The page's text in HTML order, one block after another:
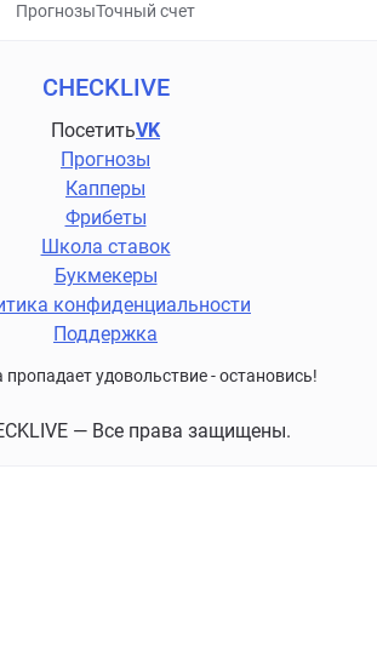
ПрогнозыТочный счет
CHECKLIVE
ПосетитьVK
Прогнозы
Капперы
Фрибеты
Школа ставок
Букмекеры
конфиденциальности
Поддержка
пропадает удовольствие - остановись!
— Все права защищены.